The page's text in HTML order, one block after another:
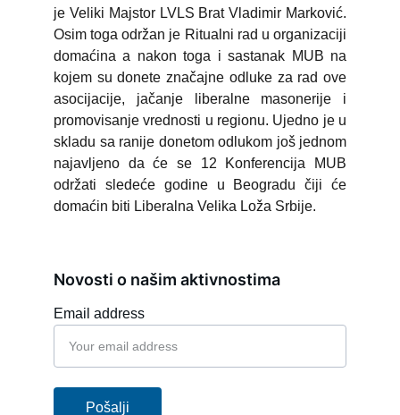
je Veliki Majstor LVLS Brat Vladimir Marković.
Osim toga održan je Ritualni rad u organizaciji
domaćina a nakon toga i sastanak MUB na
kojem su donete značajne odluke za rad ove
asocijacije, jačanje liberalne masonerije i
promovisanje vrednosti u regionu. Ujedno je u
skladu sa ranije donetom odlukom još jednom
najavljeno da će se 12 Konferencija MUB
održati sledeće godine u Beogradu čiji će
domaćin biti Liberalna Velika Loža Srbije.
Email address
Pošalji
Novosti o našim aktivnostima